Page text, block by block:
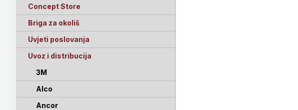
Concept Store
Briga za okoliš
Uvjeti poslovanja
Uvoz i distribucija
3M
Alco
Ancor